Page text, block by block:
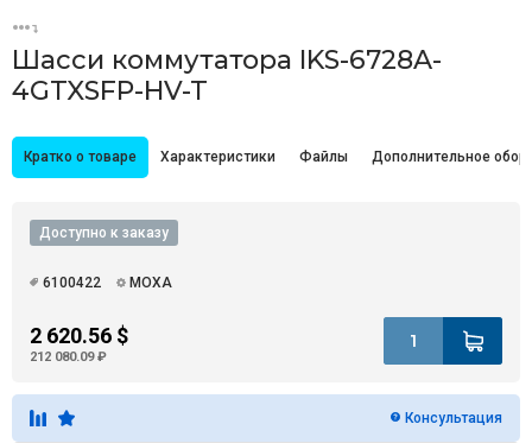
Шасси коммутатора IKS-6728A-
4GTXSFP-HV-T
Кратко о товаре Характеристики Файлы Дополнительное
Доступно к заказу
6100422 MOXA
2 620.56 $
212 080.09 ₽
Консультация